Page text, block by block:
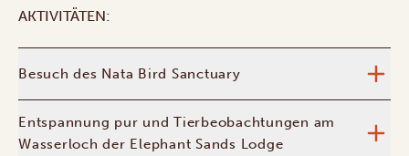
AKTIVITÄTEN:
Besuch des Nata Bird Sanctuary
Entspannung pur und Tierbeobachtungen am
Wasserloch der Elephant Sands Lodge